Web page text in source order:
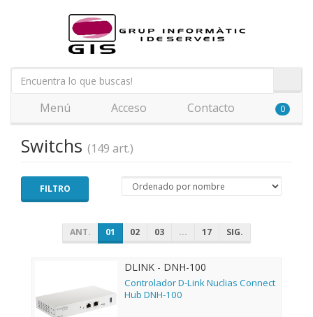
Menú Acceso Contacto 0
Switchs (149 art.)
FILTRO
ANT. 01 02 03 ... 17 SIG.
DLINK - DNH-100
Controlador D-Link Nuclias Connect
Hub DNH-100